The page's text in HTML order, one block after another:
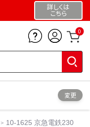
詳しくは
こちら
0
変更
10-1625 京急電鉄230